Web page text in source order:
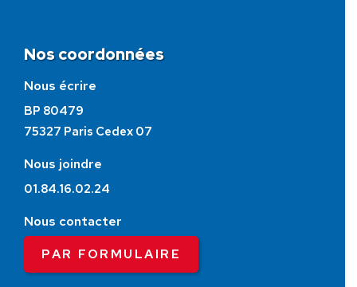
Nos coordonnées
Nous écrire
BP 80479
75327 Paris Cedex 07
Nous joindre
01.84.16.02.24
Nous contacter
PAR FORMULAIRE